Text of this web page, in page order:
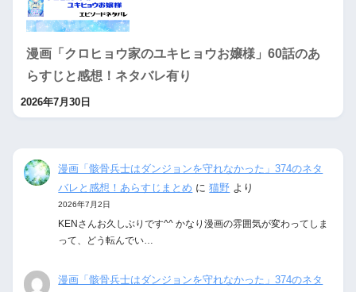
漫画「クロヒョウ家のユキヒョウお嬢様」60話のあ
らすじと感想！ネタバレ有り
2026年7月30日
漫画「骸骨兵士はダンジョンを守れなかった」374のネタ
バレと感想！あらすじまとめ に猫野 より
2026年7月2日
KENさんお久しぶりです^^ かなり漫画の雰囲気が変わってしま
って、どう転んでい…
漫画「骸骨兵士はダンジョンを守れなかった」374のネタ